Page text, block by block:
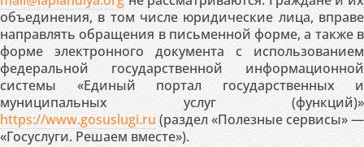
объединения, в том числе юридические лица, вправе
направлять обращения в письменной форме, а также в
форме электронного документа с использованием
федеральной государственной информационной
системы «Единый портал государственных и
муниципальных услуг (функций)»
https://www.gosuslugi.ru (раздел «Полезные сервисы» —
«Госуслуги. Решаем вместе»).